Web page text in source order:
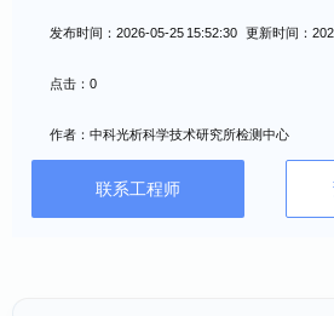
发布时间：2026-05-25 15:52:30 更新时间：
点击：0
作者：中科光析科学技术研究所检测中心
联系工程师